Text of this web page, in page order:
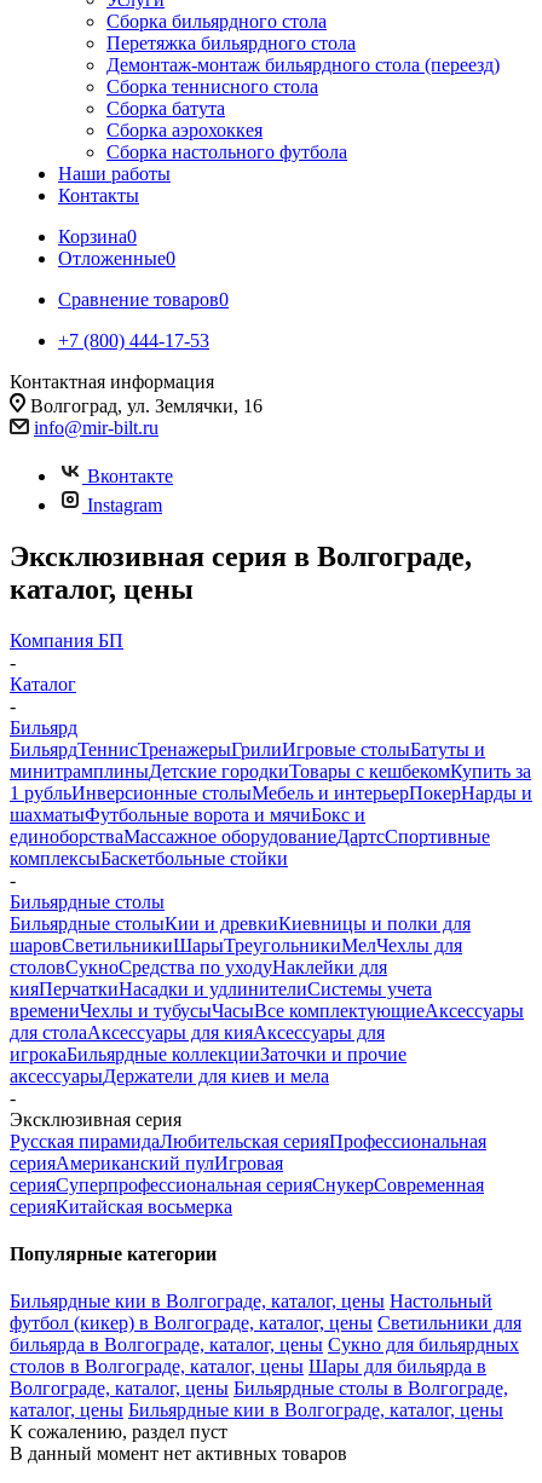
Сборка бильярдного стола
Перетяжка бильярдного стола
Демонтаж-монтаж бильярдного стола (переезд)
Сборка теннисного стола
Сборка батута
Сборка аэрохоккея
Сборка настольного футбола
Наши работы
Контакты
Корзина0
Отложенные0
Сравнение товаров0
+7 (800) 444-17-53
Контактная информация
Волгоград, ул. Землячки, 16
info@mir-bilt.ru
Вконтакте
Instagram
Эксклюзивная серия в Волгограде,
каталог, цены
Компания БП
-
Каталог
-
Бильярд
БильярдТеннисТренажерыГрилиИгровые столыБатуты и
минитрамплиныДетские городкиТовары с кешбекомКупить за
1 рубльИнверсионные столыМебель и интерьерПокерНарды и
шахматыФутбольные ворота и мячиБокс и
единоборстваМассажное оборудованиеДартсСпортивные
комплексыБаскетбольные стойки
-
Бильярдные столы
Бильярдные столыКии и древкиКиевницы и полки для
шаровСветильникиШарыТреугольникиМелЧехлы для
столовСукноСредства по уходуНаклейки для
кияПерчаткиНасадки и удлинителиСистемы учета
времениЧехлы и тубусыЧасыВсе комплектующиеАксессуары
для столаАксессуары для кияАксессуары для
игрокаБильярдные коллекцииЗаточки и прочие
аксессуарыДержатели для киев и мела
-
Эксклюзивная серия
Русская пирамидаЛюбительская серияПрофессиональная
серияАмериканский пулИгровая
серияСуперпрофессиональная серияСнукерСовременная
серияКитайская восьмерка
Популярные категории
Бильярдные кии в Волгограде, каталог, цены Настольный
футбол (кикер) в Волгограде, каталог, цены Светильники для
бильярда в Волгограде, каталог, цены Сукно для бильярдных
столов в Волгограде, каталог, цены Шары для бильярда в
Волгограде, каталог, цены Бильярдные столы в Волгограде,
каталог, цены Бильярдные кии в Волгограде, каталог, цены
К сожалению, раздел пуст
В данный момент нет активных товаров